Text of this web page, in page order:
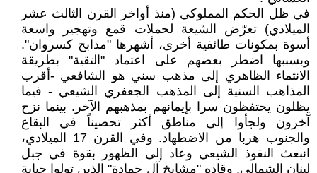
في ظل الحكم المملوكي (منذ أواخر القرن الثالث عشر
الميلادي) تعرّض الشيعة لحملات قمع وتهجير واسعة
أسوة بمكونات طائفية أخرى، أشهرها "مذابح كسروان".
وبسببها اضطر بعضهم على اعتماد "التقية" بطريقة
الانتماء الظاهري إلى مذهب سني هو الشافعي -أقرب
المذاهب السنية إلى المذهب الجعفري الشيعي - فيما
يظلون يحتفظون سرا بإيمانهم بمذهبهم الآخر. بينما نزح
آخرون ولجأوا إلى مناطق أكثر تحصيناً في البقاع
والجنوب هربا من الاضطهاد. وفي القرن 17 الميلادي،
انبعث النفوذ الشيعي وعاد إلى الظهور بقوة في جبل
لبنان الشمالي. وقاده "مشايخ آل حمادة" الذين تولوا جباية